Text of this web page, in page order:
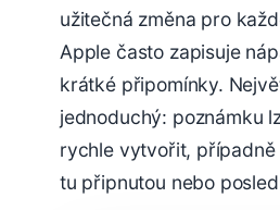
užitečná změna pro
Apple často zapisuje
krátké připomínky.
jednoduchý: poznámku
rychle vytvořit,
tu připnutou nebo